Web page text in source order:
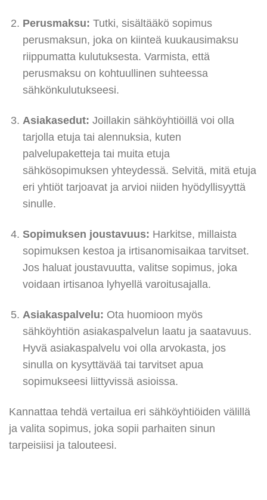
Perusmaksu: Tutki, sisältääkö sopimus
perusmaksun, joka on kiinteä kuukausimaksu
riippumatta kulutuksesta. Varmista, että
perusmaksu on kohtuullinen suhteessa
sähkönkulutukseesi.
Asiakasedut: Joillakin sähköyhtiöillä voi olla
tarjolla etuja tai alennuksia, kuten
palvelupaketteja tai muita etuja
sähkösopimuksen yhteydessä. Selvitä, mitä etuja
eri yhtiöt tarjoavat ja arvioi niiden hyödyllisyyttä
sinulle.
Sopimuksen joustavuus: Harkitse, millaista
sopimuksen kestoa ja irtisanomisaikaa tarvitset.
Jos haluat joustavuutta, valitse sopimus, joka
voidaan irtisanoa lyhyellä varoitusajalla.
Asiakaspalvelu: Ota huomioon myös
sähköyhtiön asiakaspalvelun laatu ja saatavuus.
Hyvä asiakaspalvelu voi olla arvokasta, jos
sinulla on kysyttävää tai tarvitset apua
sopimukseesi liittyvissä asioissa.
Kannattaa tehdä vertailua eri sähköyhtiöiden välillä
ja valita sopimus, joka sopii parhaiten sinun
tarpeisiisi ja talouteesi.